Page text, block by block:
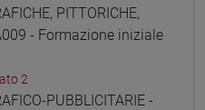
PITTORICHE,
- Formazione iniziale
2
PUBBLICITARIE -